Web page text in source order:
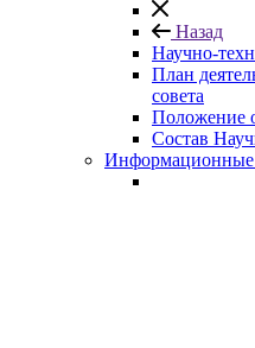
Назад
Научно-
План
совета
Положение
Состав
Информационные